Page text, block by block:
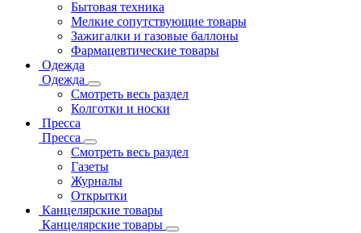
Бытовая техника
Мелкие сопутствующие товары
Зажигалки и газовые баллоны
Фармацевтические товары
Одежда
Одежда
Смотреть весь раздел
Колготки и носки
Пресса
Пресса
Смотреть весь раздел
Газеты
Журналы
Открытки
Канцелярские товары
Канцелярские товары